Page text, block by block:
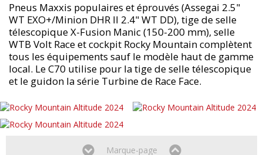
Pneus Maxxis populaires et éprouvés (Assegai 2.5"
WT EXO+/Minion DHR II 2.4" WT DD), tige de selle
télescopique X-Fusion Manic (150-200 mm), selle
WTB Volt Race et cockpit Rocky Mountain complètent
tous les équipements sauf le modèle haut de gamme
local. Le C70 utilise pour la tige de selle télescopique
et le guidon la série Turbine de Race Face.
Marque-page